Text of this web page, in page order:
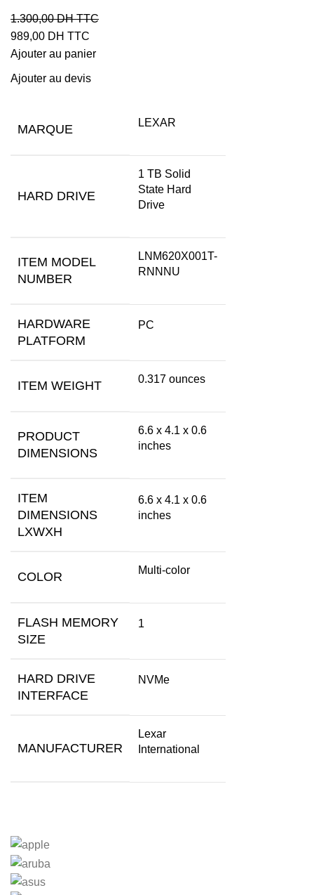
1.300,00DH TTC
989,00 DH TTC
Ajouter au panier
Ajouter au devis
MARQUE LEXAR
HARD DRIVE
‎1 TB Solid
State Hard
Drive
ITEM MODEL
NUMBER
‎LNM620X001T-
RNNNU
HARDWARE
PLATFORM
‎PC
ITEM WEIGHT ‎0.317 ounces
PRODUCT
DIMENSIONS
‎6.6 x 4.1 x 0.6
inches
ITEM
DIMENSIONS
LXWXH
‎6.6 x 4.1 x 0.6
inches
COLOR ‎Multi-color
FLASH MEMORY
SIZE
‎1
HARD DRIVE
INTERFACE
‎NVMe
MANUFACTURER
‎Lexar
International